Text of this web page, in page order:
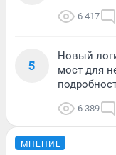
6 417
5
Новый
мост для
6 389
МНЕНИЕ